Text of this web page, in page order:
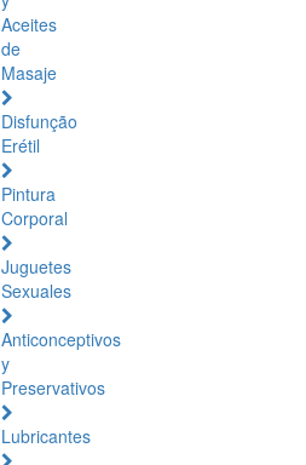
Aceites
de
Masaje
Disfunção
Erétil
Pintura
Corporal
Juguetes
Sexuales
Anticonceptivos
y
Preservativos
Lubricantes